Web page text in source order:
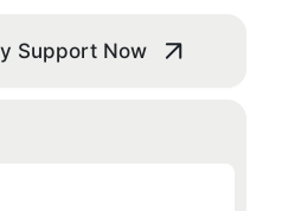
Support Now